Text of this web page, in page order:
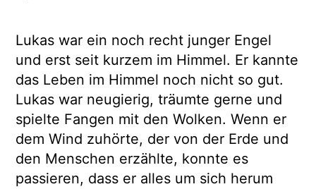
Lukas war ein noch recht junger Engel
und erst seit kurzem im Himmel. Er kannte
das Leben im Himmel noch nicht so gut.
Lukas war neugierig, träumte gerne und
spielte Fangen mit den Wolken. Wenn er
dem Wind zuhörte, der von der Erde und
den Menschen erzählte, konnte es
passieren, dass er alles um sich herum